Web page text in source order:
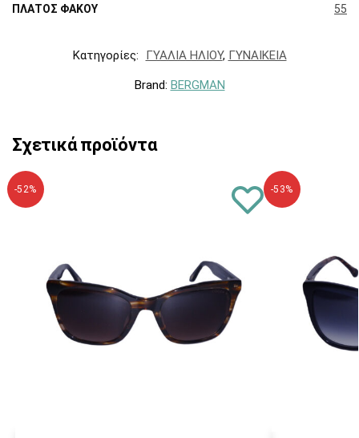
ΠΛΑΤΟΣ ΦΑΚΟΥ 55
Κατηγορίες: ΓΥΑΛΙΑ ΗΛΙΟΥ, ΓΥΝΑΙΚΕΙΑ
Brand: BERGMAN
Σχετικά προϊόντα
-52% -53%